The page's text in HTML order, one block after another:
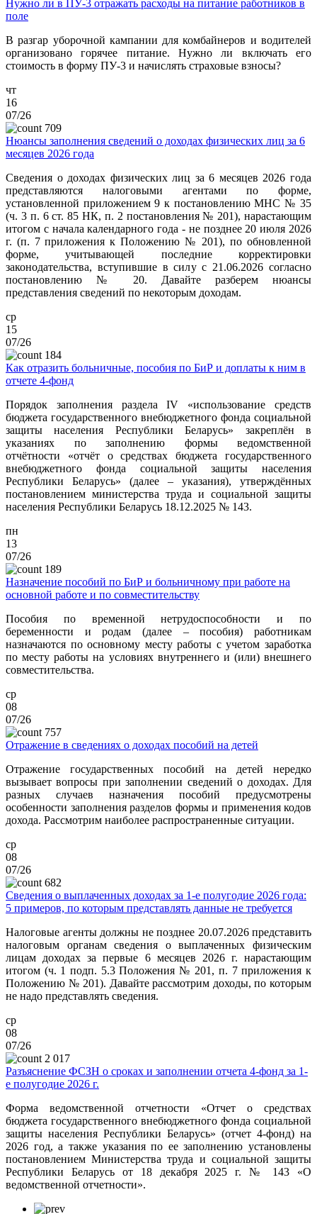
Нужно ли в ПУ-3 отражать расходы на питание работников в
поле
В разгар уборочной кампании для комбайнеров и водителей
организовано горячее питание. Нужно ли включать его
стоимость в форму ПУ-3 и начислять страховые взносы?
чт
16
07/26
709
Нюансы заполнения сведений о доходах физических лиц за 6
месяцев 2026 года
Сведения о доходах физических лиц за 6 месяцев 2026 года
представляются налоговыми агентами по форме,
установленной приложением 9 к постановлению МНС № 35
(ч. 3 п. 6 ст. 85 НК, п. 2 постановления № 201), нарастающим
итогом с начала календарного года - не позднее 20 июля 2026
г. (п. 7 приложения к Положению № 201), по обновленной
форме, учитывающей последние корректировки
законодательства, вступившие в силу с 21.06.2026 согласно
постановлению № 20. Давайте разберем нюансы
представления сведений по некоторым доходам.
ср
15
07/26
184
Как отразить больничные, пособия по БиР и доплаты к ним в
отчете 4-фонд
Порядок заполнения раздела IV «использование средств
бюджета государственного внебюджетного фонда социальной
защиты населения Республики Беларусь» закреплён в
указаниях по заполнению формы ведомственной
отчётности «отчёт о средствах бюджета государственного
внебюджетного фонда социальной защиты населения
Республики Беларусь» (далее – указания), утверждённых
постановлением министерства труда и социальной защиты
населения Республики Беларусь 18.12.2025 № 143.
пн
13
07/26
189
Назначение пособий по БиР и больничному при работе на
основной работе и по совместительству
Пособия по временной нетрудоспособности и по
беременности и родам (далее – пособия) работникам
назначаются по основному месту работы с учетом заработка
по месту работы на условиях внутреннего и (или) внешнего
совместительства.
ср
08
07/26
757
Отражение в сведениях о доходах пособий на детей
Отражение государственных пособий на детей нередко
вызывает вопросы при заполнении сведений о доходах. Для
разных случаев назначения пособий предусмотрены
особенности заполнения разделов формы и применения кодов
дохода. Рассмотрим наиболее распространенные ситуации.
ср
08
07/26
682
Сведения о выплаченных доходах за 1-е полугодие 2026 года:
5 примеров, по которым представлять данные не требуется
Налоговые агенты должны не позднее 20.07.2026 представить
налоговым органам сведения о выплаченных физическим
лицам доходах за первые 6 месяцев 2026 г. нарастающим
итогом (ч. 1 подп. 5.3 Положения № 201, п. 7 приложения к
Положению № 201). Давайте рассмотрим доходы, по которым
не надо представлять сведения.
ср
08
07/26
2 017
Разъяснение ФСЗН о сроках и заполнении отчета 4-фонд за 1-
е полугодие 2026 г.
Форма ведомственной отчетности «Отчет о средствах
бюджета государственного внебюджетного фонда социальной
защиты населения Республики Беларусь» (отчет 4-фонд) на
2026 год, а также указания по ее заполнению установлены
постановлением Министерства труда и социальной защиты
Республики Беларусь от 18 декабря 2025 г. № 143 «О
ведомственной отчетности».